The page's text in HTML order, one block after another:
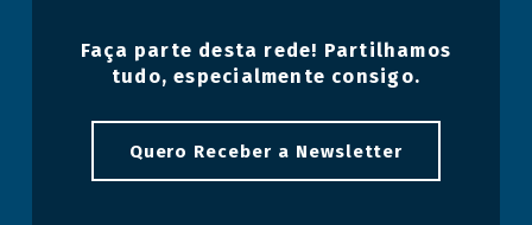
Faça parte desta rede! Partilhamos
tudo, especialmente consigo.
Quero Receber a Newsletter